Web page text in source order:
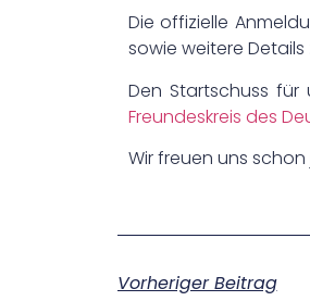
Die offizielle
sowie weitere
Den Startschuss
Freundeskreis des
Wir freuen uns
Vorheriger Beitrag